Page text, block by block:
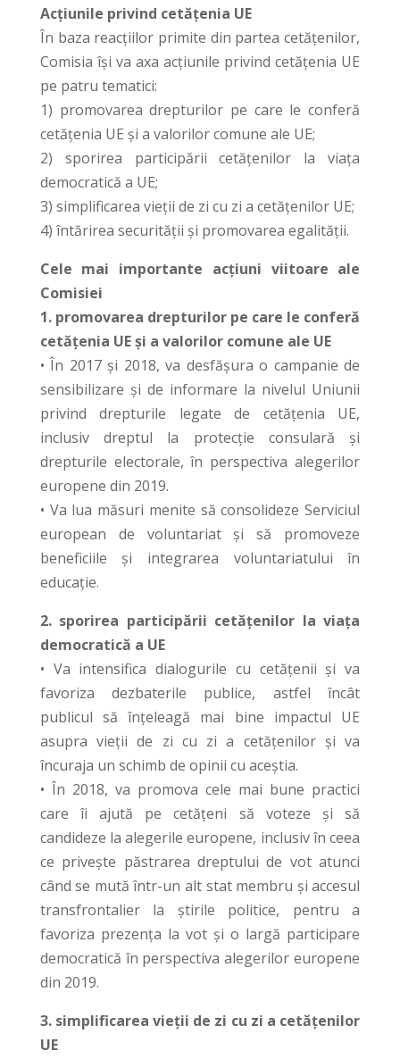
Acțiunile privind cetățenia UE
În baza reacțiilor primite din partea cetățenilor,
Comisia își va axa acțiunile privind cetățenia UE
pe patru tematici:
1) promovarea drepturilor pe care le conferă
cetățenia UE și a valorilor comune ale UE;
2) sporirea participării cetățenilor la viața
democratică a UE;
3) simplificarea vieții de zi cu zi a cetățenilor UE;
4) întărirea securității și promovarea egalității.
Cele mai importante acțiuni viitoare ale
Comisiei
1. promovarea drepturilor pe care le conferă
cetățenia UE și a valorilor comune ale UE
• În 2017 și 2018, va desfășura o campanie de
sensibilizare și de informare la nivelul Uniunii
privind drepturile legate de cetățenia UE,
inclusiv dreptul la protecție consulară și
drepturile electorale, în perspectiva alegerilor
europene din 2019.
• Va lua măsuri menite să consolideze Serviciul
european de voluntariat și să promoveze
beneficiile și integrarea voluntariatului în
educație.
2. sporirea participării cetățenilor la viața
democratică a UE
• Va intensifica dialogurile cu cetățenii și va
favoriza dezbaterile publice, astfel încât
publicul să înțeleagă mai bine impactul UE
asupra vieții de zi cu zi a cetățenilor și va
încuraja un schimb de opinii cu aceștia.
• În 2018, va promova cele mai bune practici
care îi ajută pe cetățeni să voteze și să
candideze la alegerile europene, inclusiv în ceea
ce privește păstrarea dreptului de vot atunci
când se mută într-un alt stat membru și accesul
transfrontalier la știrile politice, pentru a
favoriza prezența la vot și o largă participare
democratică în perspectiva alegerilor europene
din 2019.
3. simplificarea vieții de zi cu zi a cetățenilor
UE